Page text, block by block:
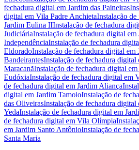
fechadura digital em Jardim das Paineiras
digital em Vila Padre AnchietaInstalação
Jardim Eulina IIInstalação de fechadura
JudiciáriaInstalação de fechadura digital em
IndependênciaInstalação de fechadura
EldoradoInstalação de fechadura digital em
BandeirantesInstalação de fechadura digital
MaracanãInstalação de fechadura digital em
EudóxiaInstalação de fechadura digital em
de fechadura digital em Jardim Aliança
digital em Jardim TamoioInstalação de
das OliveirasInstalação de fechadura digital
YedaInstalação de fechadura digital em
de fechadura digital em Vila Olímpia
em Jardim Santo AntônioInstalação de
Santa Maria